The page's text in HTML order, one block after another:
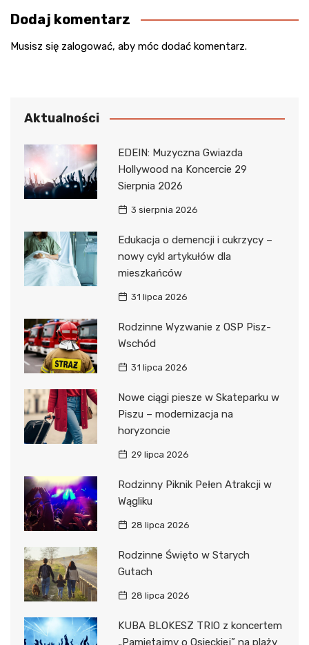
Dodaj komentarz
Musisz się zalogować, aby móc dodać komentarz.
Aktualności
EDEIN: Muzyczna Gwiazda
Hollywood na Koncercie 29
Sierpnia 2026
3 sierpnia 2026
Edukacja o demencji i cukrzycy –
nowy cykl artykułów dla
mieszkańców
31 lipca 2026
Rodzinne Wyzwanie z OSP Pisz-
Wschód
31 lipca 2026
Nowe ciągi piesze w Skateparku w
Piszu – modernizacja na
horyzoncie
29 lipca 2026
Rodzinny Piknik Pełen Atrakcji w
Wągliku
28 lipca 2026
Rodzinne Święto w Starych
Gutach
28 lipca 2026
KUBA BLOKESZ TRIO z koncertem
„Pamiętajmy o Osieckiej” na plaży